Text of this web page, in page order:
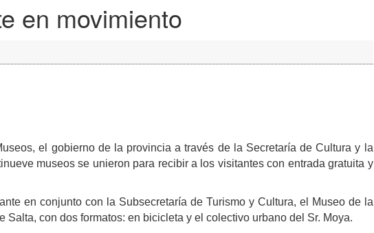
en movimiento
el gobierno de la provincia a través de la Secretaría de Cultura y la
museos se unieron para recibir a los visitantes con entrada gratuita y
en conjunto con la Subsecretaría de Turismo y Cultura, el Museo de la
con dos formatos: en bicicleta y el colectivo urbano del Sr. Moya.